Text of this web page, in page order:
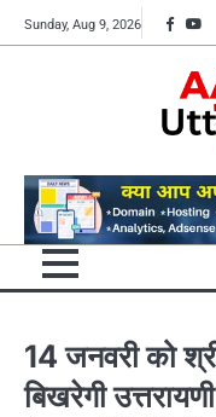
to
Sunday, Aug 9, 2026
14 जनवरी को
बिखरेगी